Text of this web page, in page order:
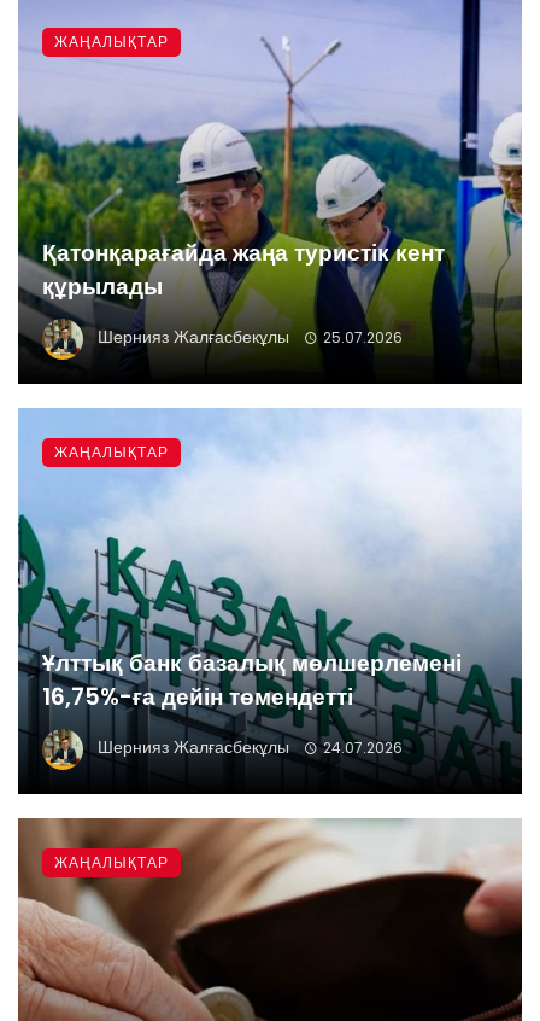
Қатонқарағайда жаңа туристік кент
құрылады
Шернияз Жалғасбекұлы 25.07.2026
ЖАҢАЛЫҚТАР
Ұлттық банк базалық мөлшерлемені
16,75%-ға дейін төмендетті
Шернияз Жалғасбекұлы 24.07.2026
ЖАҢАЛЫҚТАР
ЖАҢАЛЫҚТАР